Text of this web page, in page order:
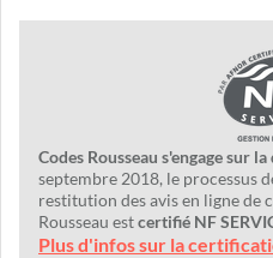
Codes Rousseau s'engage sur
septembre 2018, le processus
restitution des avis en ligne de
Rousseau estcertifié NF
Plus d'infos sur la